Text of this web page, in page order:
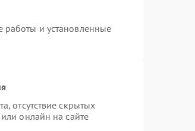
работы и установленные
отсутствие скрытых
онлайн на сайте